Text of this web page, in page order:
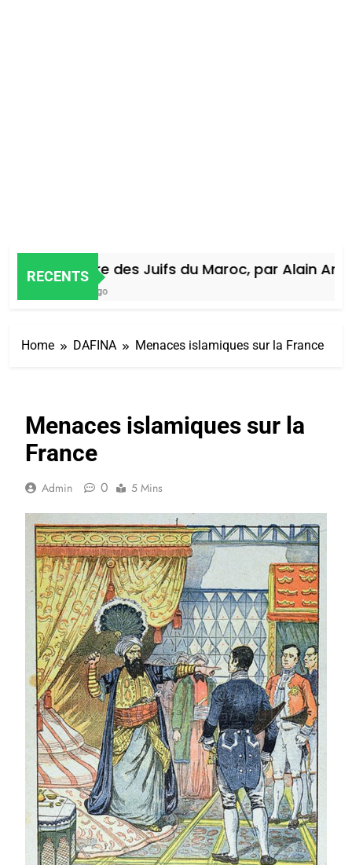
RECENTS
Histoire des Juifs du Maroc, par Alain Amiel
Home DAFINA Menaces islamiques sur la France
Menaces islamiques sur la
France
Admin 0 5 Mins